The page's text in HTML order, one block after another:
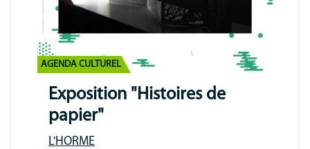
AGENDA CULTUREL
Exposition "Histoires de
papier"
L'HORME